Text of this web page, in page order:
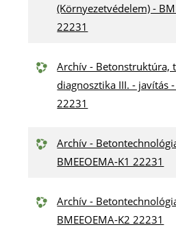
(Környezetvédelem) -
22231
Archív - Betonstruktúra,
diagnosztika III. - javítás -
22231
Archív -
BMEEOEMA-K1 22231
Archív -
BMEEOEMA-K2 22231